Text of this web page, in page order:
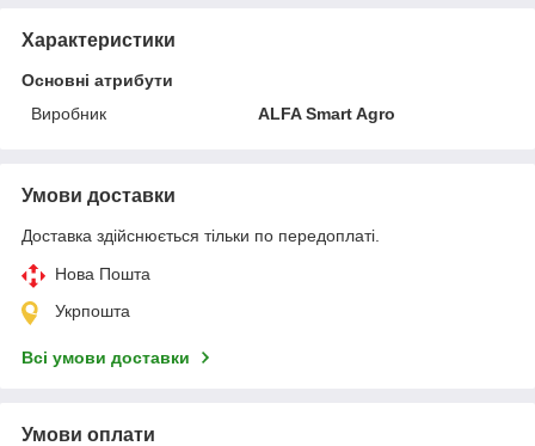
Характеристики
Основні атрибути
Виробник
ALFA Smart Agro
Умови доставки
Доставка здійснюється тільки по передоплаті.
Нова Пошта
Укрпошта
Всі умови доставки
Умови оплати